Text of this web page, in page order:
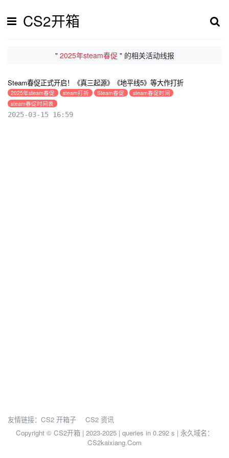
CS2开箱
"2025年steam春促 " 的相关活动线报
Steam春促正式开启！《真三起源》《地平线5》等大作打折
2025年steam春促 steam打折 Steam春促
steam春促时间
steam春促时间表
2025-03-15 16:59
友情链接： CS2 开箱子
CS2 资讯
Copyright © CS2开箱 | 2023-2025 | queries in 0.292 s | 永久域名：
CS2kaixiang.Com